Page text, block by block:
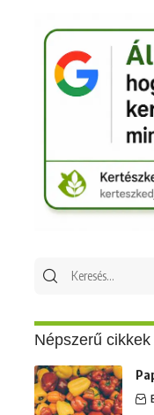
Keresés
Népszerű cikkek